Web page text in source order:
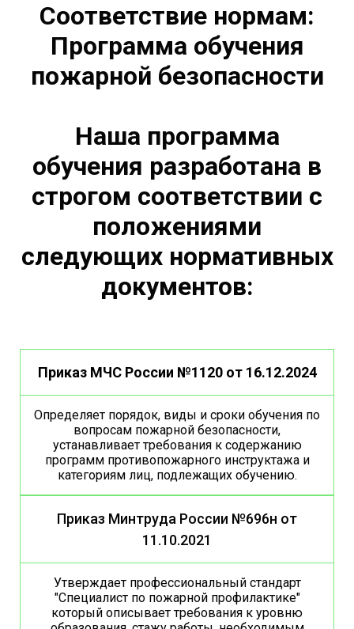
Соответствие нормам:
Программа обучения
пожарной безопасности
Наша программа
обучения разработана в
строгом соответствии с
положениями
следующих нормативных
документов:
Приказ МЧС России №1120 от 16.12.2024
Определяет порядок, виды и сроки обучения по
вопросам пожарной безопасности,
устанавливает требования к содержанию
программ противопожарного инструктажа и
категориям лиц, подлежащих обучению.
Приказ Минтруда России №696н от
11.10.2021
Утверждает профессиональный стандарт
"Специалист по пожарной профилактике"
который описывает требования к уровню